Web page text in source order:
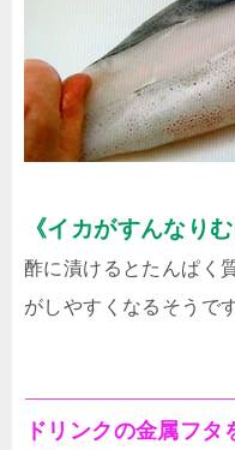
《イカがすんなり
酢に漬けるとたんぱく
がしやすくなるそうです
ドリンクの金属フ